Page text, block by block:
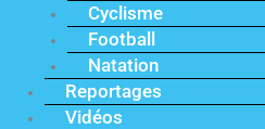
Cyclisme
Football
Natation
Reportages
Vidéos